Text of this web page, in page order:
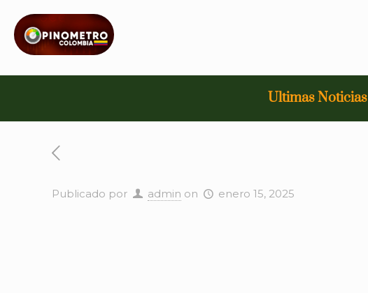
Ultimas Noticias
Publicado por admin on enero 15, 2025